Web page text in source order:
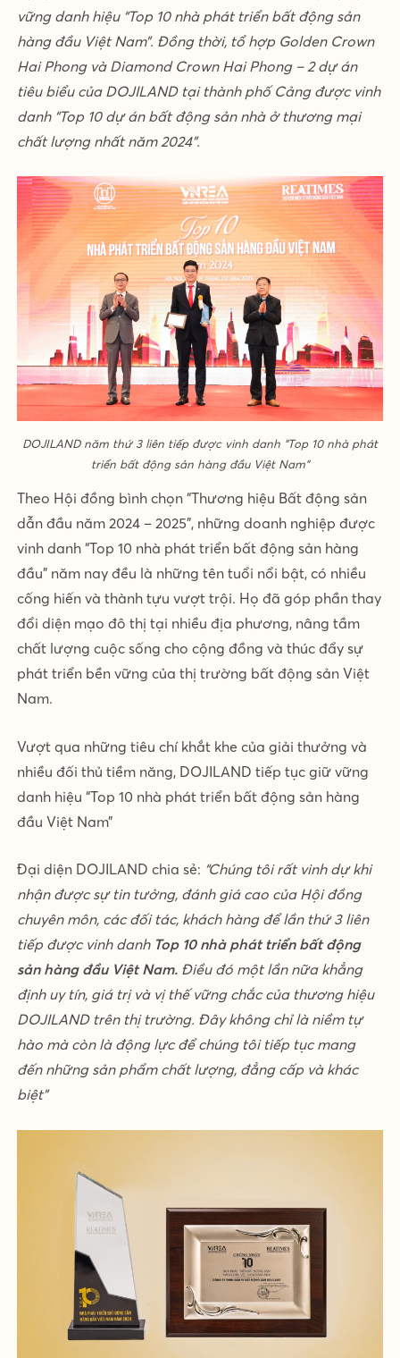
vững danh hiệu “Top 10 nhà phát triển bất động sản
hàng đầu Việt Nam”. Đồng thời, tổ hợp Golden Crown
Hai Phong và Diamond Crown Hai Phong – 2 dự án
tiêu biểu của DOJILAND tại thành phố Cảng được vinh
danh “Top 10 dự án bất động sản nhà ở thương mại
chất lượng nhất năm 2024”.
DOJILAND năm thứ 3 liên tiếp được vinh danh “Top 10 nhà phát
triển bất động sản hàng đầu Việt Nam”
Theo Hội đồng bình chọn “Thương hiệu Bất động sản
dẫn đầu năm 2024 – 2025”, những doanh nghiệp được
vinh danh “Top 10 nhà phát triển bất động sản hàng
đầu” năm nay đều là những tên tuổi nổi bật, có nhiều
cống hiến và thành tựu vượt trội. Họ đã góp phần thay
đổi diện mạo đô thị tại nhiều địa phương, nâng tầm
chất lượng cuộc sống cho cộng đồng và thúc đẩy sự
phát triển bền vững của thị trường bất động sản Việt
Nam.
Vượt qua những tiêu chí khắt khe của giải thưởng và
nhiều đối thủ tiềm năng, DOJILAND tiếp tục giữ vững
danh hiệu “Top 10 nhà phát triển bất động sản hàng
đầu Việt Nam”
Đại diện DOJILAND chia sẻ: “Chúng tôi rất vinh dự khi
nhận được sự tin tưởng, đánh giá cao của Hội đồng
chuyên môn, các đối tác, khách hàng để lần thứ 3 liên
tiếp được vinh danh Top 10 nhà phát triển bất động
sản hàng đầu Việt Nam. Điều đó một lần nữa khẳng
định uy tín, giá trị và vị thế vững chắc của thương hiệu
DOJILAND trên thị trường. Đây không chỉ là niềm tự
hào mà còn là động lực để chúng tôi tiếp tục mang
đến những sản phẩm chất lượng, đẳng cấp và khác
biệt”